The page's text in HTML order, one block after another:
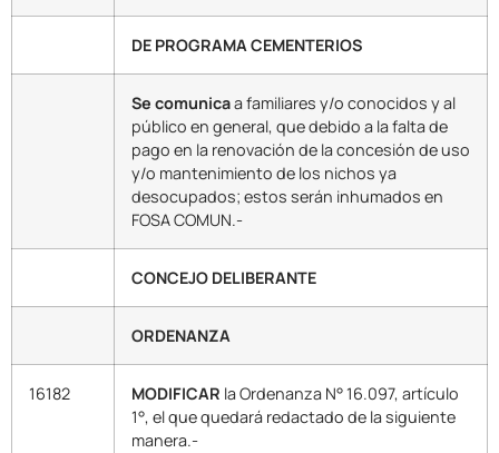
DE PROGRAMA CEMENTERIOS
Se comunicaa familiares y/o conocidos y al
público en general, que debido a la falta de
pago en la renovación de la concesión de uso
y/o mantenimiento de los nichos ya
desocupados; estos serán inhumados en
FOSA COMUN.-
CONCEJO DELIBERANTE
ORDENANZA
16182 MODIFICAR la Ordenanza N° 16.097, artículo
1°, el que quedará redactado de la siguiente
manera.-